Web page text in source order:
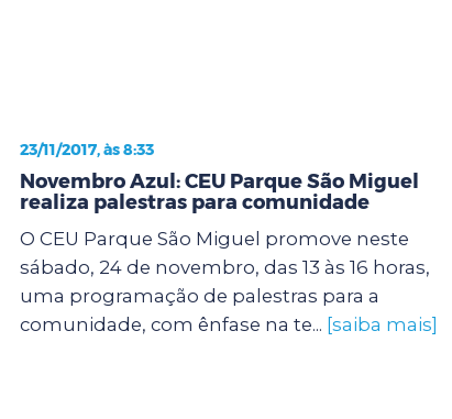
23/11/2017, às 8:33
Novembro Azul: CEU Parque São Miguel
realiza palestras para comunidade
O CEU Parque São Miguel promove neste
sábado, 24 de novembro, das 13 às 16 horas,
uma programação de palestras para a
comunidade, com ênfase na te... [saiba mais]